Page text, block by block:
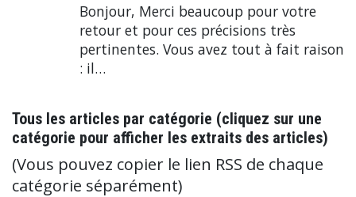
Bonjour, Merci beaucoup pour votre
retour et pour ces précisions très
pertinentes. Vous avez tout à fait raison
: il…
Tous les articles par catégorie (cliquez sur une
catégorie pour afficher les extraits des articles)
(Vous pouvez copier le lien RSS de chaque
catégorie séparément)